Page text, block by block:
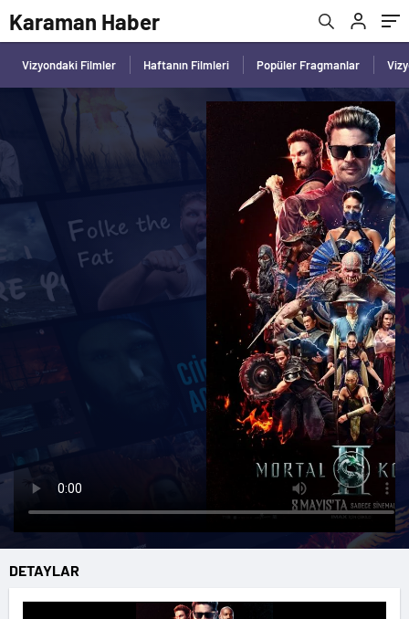
Karaman Haber
Vizyondaki Filmler Haftanın Filmleri Popüler Fragmanlar
DETAYLAR